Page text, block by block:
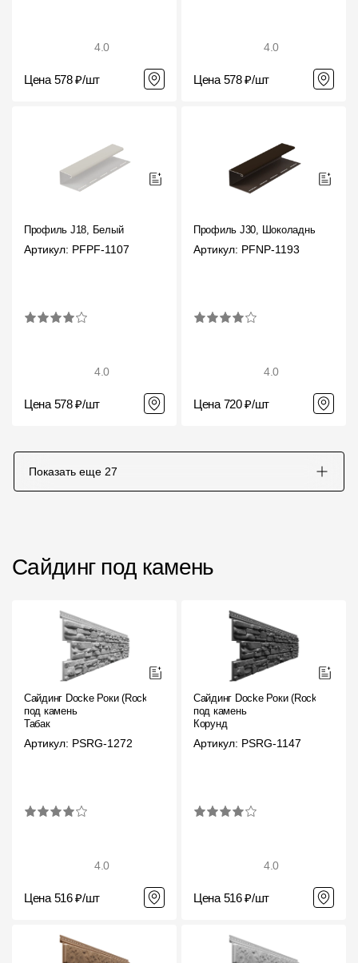
4.0
Цена 578 ₽/шт
4.0
Цена 578 ₽/шт
Профиль J18, Белый
Артикул: PFPF-1107
4.0
Цена 578 ₽/шт
Профиль J30, Шоколадный
Артикул: PFNP-1193
4.0
Цена 720 ₽/шт
Показать еще 27
Сайдинг под камень
Сайдинг Docke Роки (Rocky)
под камень
Табак
Артикул: PSRG-1272
4.0
Цена 516 ₽/шт
Сайдинг Docke Роки (Rocky)
под камень
Корунд
Артикул: PSRG-1147
4.0
Цена 516 ₽/шт